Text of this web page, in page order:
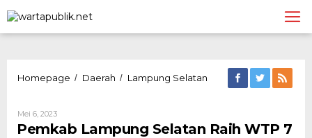
ke
konten
Homepage / Daerah / Lampung Selatan Pemkab
Lampung
WTP
Mei 6, 2023Oleh
Redaksi
Pemkab Lampung Selatan Raih WTP 7